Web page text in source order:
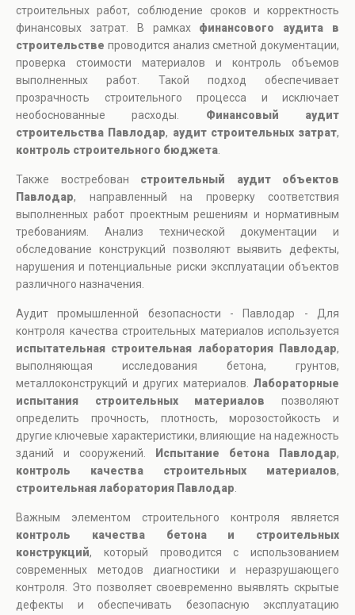
строительных работ, соблюдение сроков и корректность
финансовых затрат. В рамках финансового аудита в
строительстве проводится анализ сметной документации,
проверка стоимости материалов и контроль объемов
выполненных работ. Такой подход обеспечивает
прозрачность строительного процесса и исключает
необоснованные расходы. Финансовый аудит
строительства Павлодар, аудит строительных затрат,
контроль строительного бюджета
Также востребован строительный аудит объектов
Павлодар, направленный на проверку соответствия
выполненных работ проектным решениям и нормативным
требованиям. Анализ технической документации и
обследование конструкций позволяют выявить дефекты,
нарушения и потенциальные риски эксплуатации объектов
различного назначения.
Аудит промышленной безопасности - Павлодар - Для
контроля качества строительных материалов используется
испытательная строительная лаборатория Павлодар,
выполняющая исследования бетона, грунтов,
металлоконструкций и других материалов. Лабораторные
испытания строительных материалов позволяют
определить прочность, плотность, морозостойкость и
другие ключевые характеристики, влияющие на надежность
зданий и сооружений.
Испытание бетона Павлодар,
контроль качества строительных материалов,
строительная лаборатория Павлодар
Важным элементом строительного контроля является
контроль качества бетона и строительных
конструкций, который проводится с использованием
современных методов диагностики и неразрушающего
контроля. Это позволяет своевременно выявлять скрытые
дефекты и обеспечивать безопасную эксплуатацию